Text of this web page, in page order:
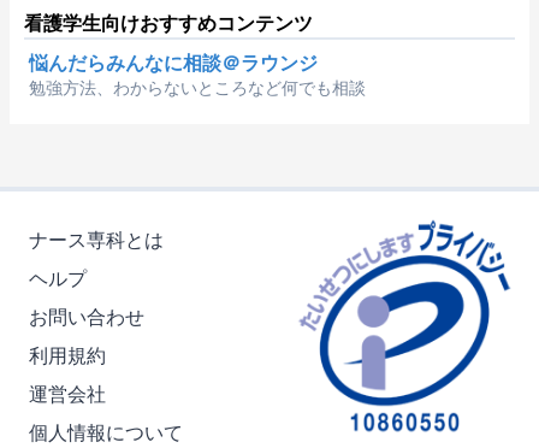
看護学生向けおすすめコンテンツ
悩んだらみんなに相談＠ラウンジ
勉強方法、わからないところなど何でも相談
ナース専科とは
ヘルプ
お問い合わせ
利用規約
運営会社
個人情報について